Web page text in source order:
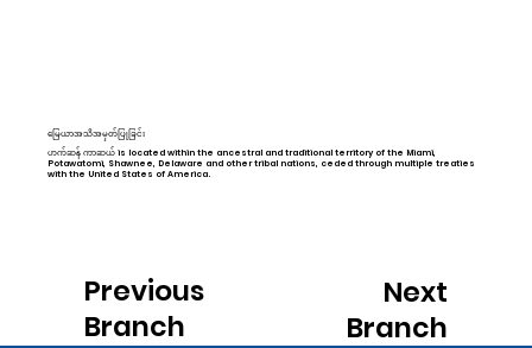
မြေယာအသိအမှတ်ပြုခြင်း
ဟက်ဆန် ကာဆယ် is located within the ancestral and traditional territory of the Miami,
Potawatomi, Shawnee, Delaware and other tribal nations, ceded through multiple treaties
with the United States of America.
Previous
Branch
Next
Branch